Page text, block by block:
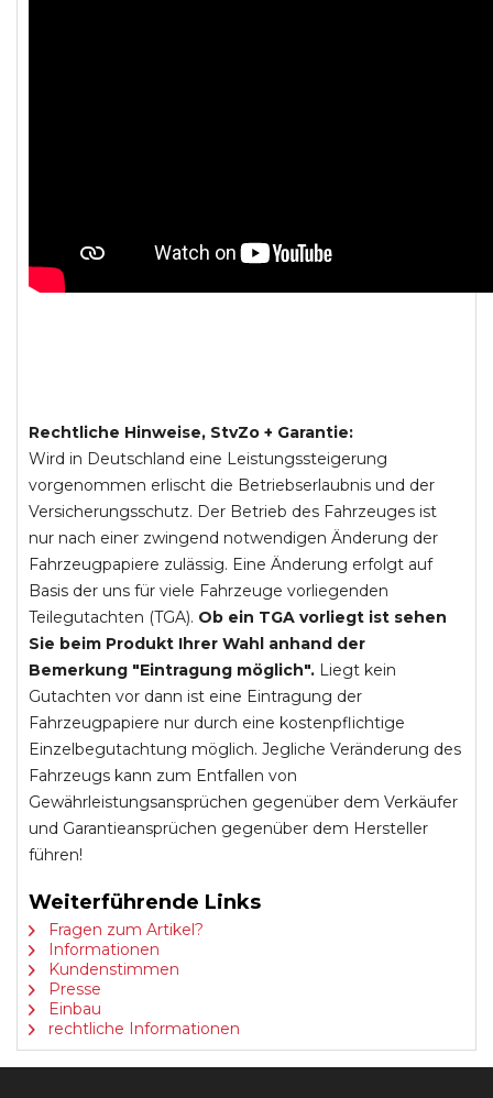
Rechtliche Hinweise, StvZo + Garantie:
Wird in Deutschland eine Leistungssteigerung
vorgenommen erlischt die Betriebserlaubnis und der
Versicherungsschutz. Der Betrieb des Fahrzeuges ist
nur nach einer zwingend notwendigen Änderung der
Fahrzeugpapiere zulässig. Eine Änderung erfolgt auf
Basis der uns für viele Fahrzeuge vorliegenden
Teilegutachten (TGA). Ob ein TGA vorliegt ist sehen
Sie beim Produkt Ihrer Wahl anhand der
Bemerkung "Eintragung möglich". Liegt kein
Gutachten vor dann ist eine Eintragung der
Fahrzeugpapiere nur durch eine kostenpflichtige
Einzelbegutachtung möglich. Jegliche Veränderung des
Fahrzeugs kann zum Entfallen von
Gewährleistungsansprüchen gegenüber dem Verkäufer
und Garantieansprüchen gegenüber dem Hersteller
führen!
Weiterführende Links
Fragen zum Artikel?
Informationen
Kundenstimmen
Presse
Einbau
rechtliche Informationen